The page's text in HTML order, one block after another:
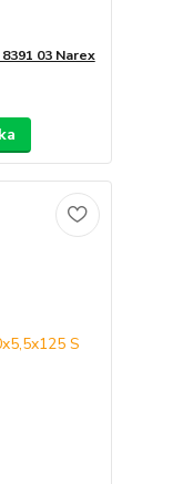
03 Narex